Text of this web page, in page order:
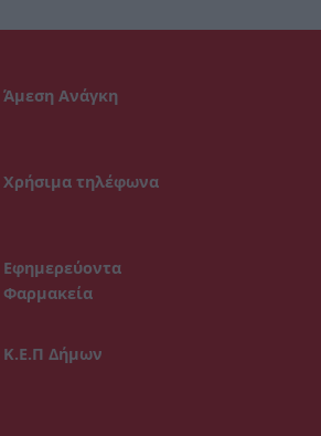
Άμεση Ανάγκη
Χρήσιμα τηλέφωνα
Εφημερεύοντα
Φαρμακεία
Κ.Ε.Π Δήμων